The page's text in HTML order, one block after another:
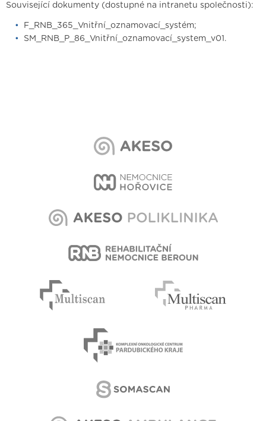
Související dokumenty (dostupné na intranetu společnosti):
F_RNB_365_Vnitřní_oznamovací_systém;
SM_RNB_P_86_Vnitřní_oznamovací_system_v01.